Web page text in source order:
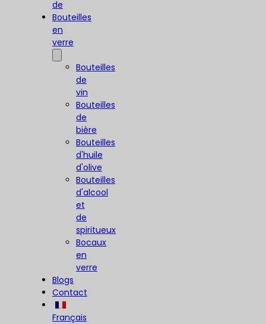
de
Bouteilles
en
verre
Bouteilles
de
vin
Bouteilles
de
bière
Bouteilles
d'huile
d'olive
Bouteilles
d'alcool
et
de
spiritueux
Bocaux
en
verre
Blogs
Contact
Français